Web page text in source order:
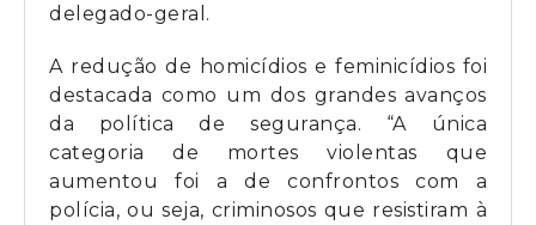
delegado-geral.
A redução de homicídios e feminicídios foi
destacada como um dos grandes avanços
da política de segurança. “A única
categoria de mortes violentas que
aumentou foi a de confrontos com a
polícia, ou seja, criminosos que resistiram à